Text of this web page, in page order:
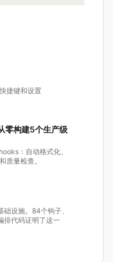
捷键和设置
零构建5个生产级
：自动格式化、
质量检查。
设施。84个钩子、
排代码证明了这一